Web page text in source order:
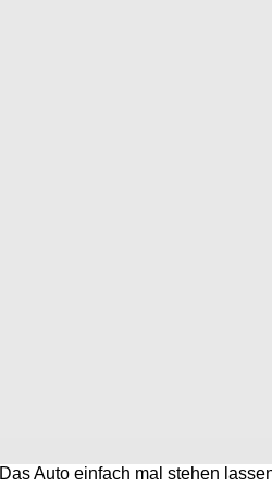
Das Auto einfach mal stehen